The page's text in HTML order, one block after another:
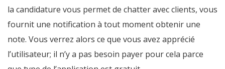
la candidature vous permet de chatter avec clients, vous
fournit une notification à tout moment obtenir une
note. Vous verrez alors ce que vous avez apprécié
l’utilisateur; il n’y a pas besoin payer pour cela parce